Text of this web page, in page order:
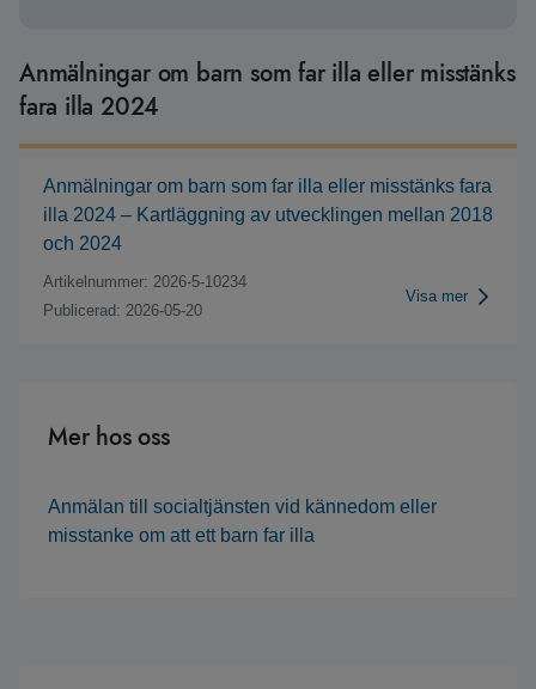
Anmälningar om barn som far illa eller misstänks
fara illa 2024
Anmälningar om barn som far illa eller misstänks fara
illa 2024 – Kartläggning av utvecklingen mellan 2018
och 2024
Artikelnummer: 2026-5-10234
Publicerad: 2026-05-20
Visa mer
Mer hos oss
Anmälan till socialtjänsten vid kännedom eller
misstanke om att ett barn far illa